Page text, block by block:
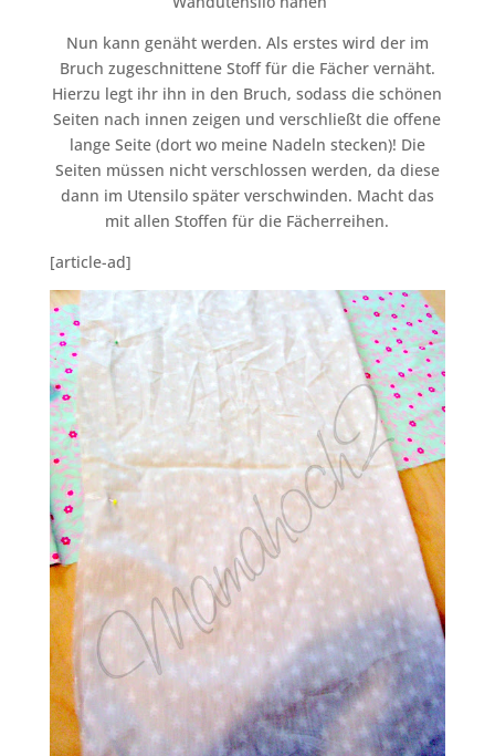
Nun kann genäht werden. Als erstes wird der im
Bruch zugeschnittene Stoff für die Fächer vernäht.
Hierzu legt ihr ihn in den Bruch, sodass die schönen
Seiten nach innen zeigen und verschließt die offene
lange Seite (dort wo meine Nadeln stecken)! Die
Seiten müssen nicht verschlossen werden, da diese
dann im Utensilo später verschwinden. Macht das
mit allen Stoffen für die Fächerreihen.
[article-ad]